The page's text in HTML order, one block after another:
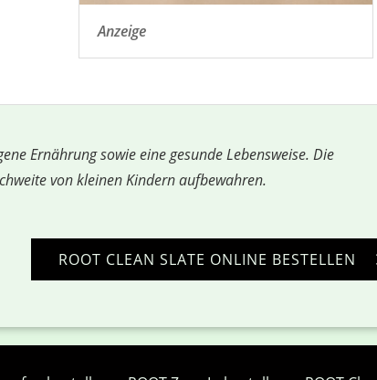
Anzeige
Ernährung sowie eine gesunde Lebensweise. Die
von kleinen Kindern aufbewahren.
ROOT CLEAN SLATE ONLINE BESTELLEN